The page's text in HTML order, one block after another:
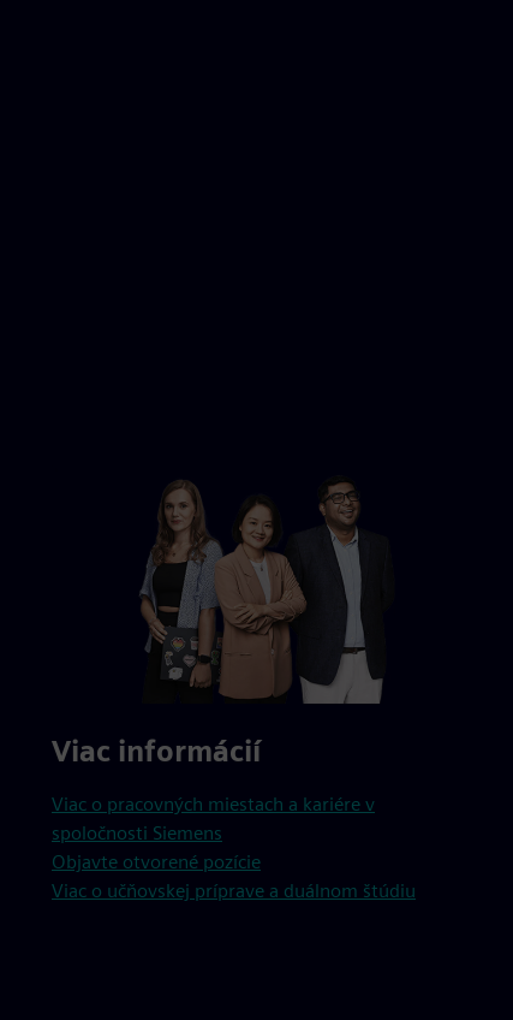
Viac informácií
Viac o pracovných miestach a kariére v
spoločnosti Siemens
Objavte otvorené pozície
Viac o učňovskej príprave a duálnom štúdiu